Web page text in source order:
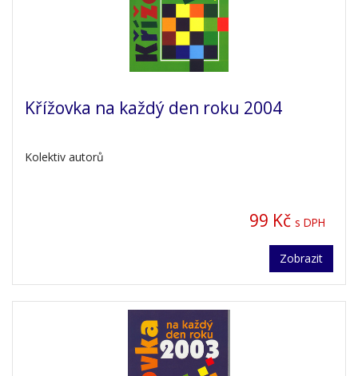
Křížovka na každý den roku 2004
Kolektiv autorů
99 Kč s DPH
Zobrazit